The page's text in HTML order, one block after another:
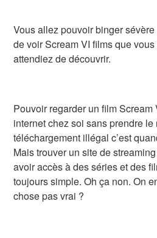
Vous allez pouvoir binger sévère
de voir Scream VI films que
attendiez de découvrir.
Pouvoir regarder un film Scream
internet chez soi sans prendre le
téléchargement illégal c’est
Mais trouver un site de
avoir accès à des séries et des
toujours simple. Oh ça non. On
chose pas vrai ?